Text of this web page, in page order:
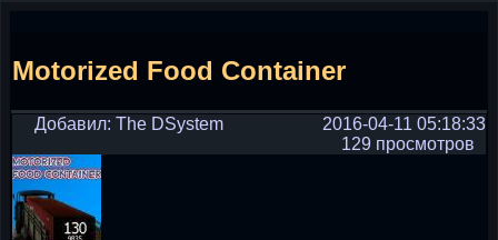
Motorized Food Container
Добавил: The DSystem
2016-04-11 05:18:33
129 просмотров